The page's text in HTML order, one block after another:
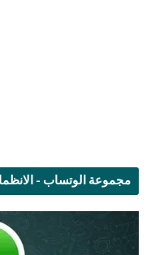
مجموعة الوتساب -